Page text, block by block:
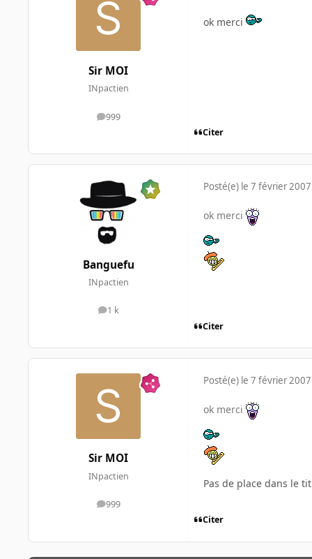
Sir MOI
INpactien
999
messages
ok merci
Citer
Banguefu
INpactien
1 k
messages
Posté(e) le 7 février 2007
ok merci
Citer
Sir MOI
INpactien
999
messages
Posté(e) le 7 février 2007
ok merci
Pas de place dans le
Citer